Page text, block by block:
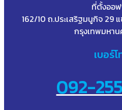
ที่ตั้งออ
162/10 ถ.ประเสริฐมนูกิจ 29
กรุงเทพมหา
เบอร์โ
092-